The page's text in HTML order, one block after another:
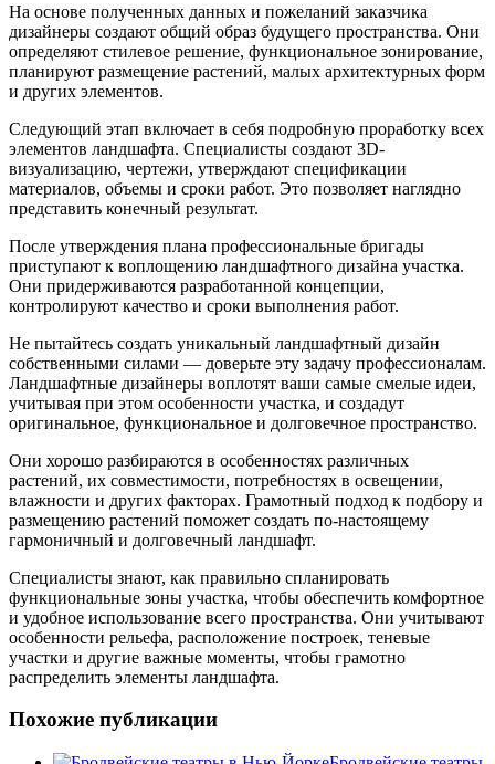
На основе полученных данных и пожеланий заказчика
дизайнеры создают общий образ будущего пространства. Они
определяют стилевое решение, функциональное зонирование,
планируют размещение растений, малых архитектурных форм
и других элементов.
Следующий этап включает в себя подробную проработку всех
элементов ландшафта. Специалисты создают 3D-
визуализацию, чертежи, утверждают спецификации
материалов, объемы и сроки работ. Это позволяет наглядно
представить конечный результат.
После утверждения плана профессиональные бригады
приступают к воплощению ландшафтного дизайна участка.
Они придерживаются разработанной концепции,
контролируют качество и сроки выполнения работ.
Не пытайтесь создать уникальный ландшафтный дизайн
собственными силами — доверьте эту задачу профессионалам.
Ландшафтные дизайнеры воплотят ваши самые смелые идеи,
учитывая при этом особенности участка, и создадут
оригинальное, функциональное и долговечное пространство.
Они хорошо разбираются в особенностях различных
растений, их совместимости, потребностях в освещении,
влажности и других факторах. Грамотный подход к подбору и
размещению растений поможет создать по-настоящему
гармоничный и долговечный ландшафт.
Специалисты знают, как правильно спланировать
функциональные зоны участка, чтобы обеспечить комфортное
и удобное использование всего пространства. Они учитывают
особенности рельефа, расположение построек, теневые
участки и другие важные моменты, чтобы грамотно
распределить элементы ландшафта.
Похожие публикации